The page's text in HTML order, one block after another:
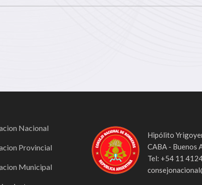
Nacional
Provincial
Municipal
Hipólito
CABA - Buenos
Tel: +54 11